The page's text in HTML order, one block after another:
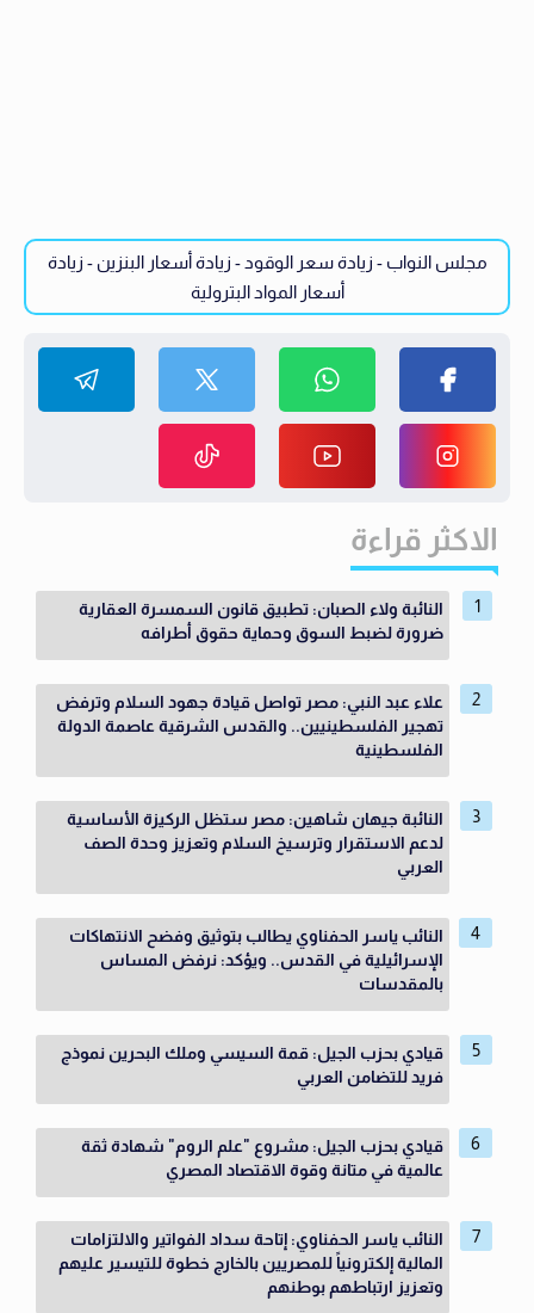
مجلس النواب - زيادة سعر الوقود - زيادة أسعار البنزين - زيادة
أسعار المواد البترولية
الاكثر قراءة
النائبة ولاء الصبان: تطبيق قانون السمسرة العقارية
ضرورة لضبط السوق وحماية حقوق أطرافه
علاء عبد النبي: مصر تواصل قيادة جهود السلام وترفض
تهجير الفلسطينيين.. والقدس الشرقية عاصمة الدولة
الفلسطينية
النائبة جيهان شاهين: مصر ستظل الركيزة الأساسية
لدعم الاستقرار وترسيخ السلام وتعزيز وحدة الصف
العربي
النائب ياسر الحفناوي يطالب بتوثيق وفضح الانتهاكات
الإسرائيلية في القدس.. ويؤكد: نرفض المساس
بالمقدسات
قيادي بحزب الجيل: قمة السيسي وملك البحرين نموذج
فريد للتضامن العربي
قيادي بحزب الجيل: مشروع "علم الروم" شهادة ثقة
عالمية في متانة وقوة الاقتصاد المصري
النائب ياسر الحفناوي: إتاحة سداد الفواتير والالتزامات
المالية إلكترونياً للمصريين بالخارج خطوة للتيسير عليهم
وتعزيز ارتباطهم بوطنهم